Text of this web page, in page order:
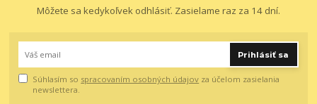
Môžete sa kedykoľvek odhlásiť. Zasielame raz za 14 dní.
Prihlásiť sa
Súhlasím so spracovaním osobných údajov za účelom zasielania
newslettera.